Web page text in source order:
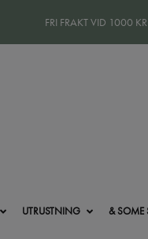
FRI FRAKT VID 1000
UTRUSTNING & SOME